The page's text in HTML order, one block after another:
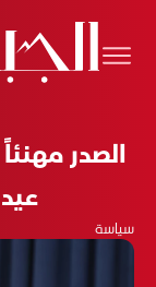
الصدر
سياسة